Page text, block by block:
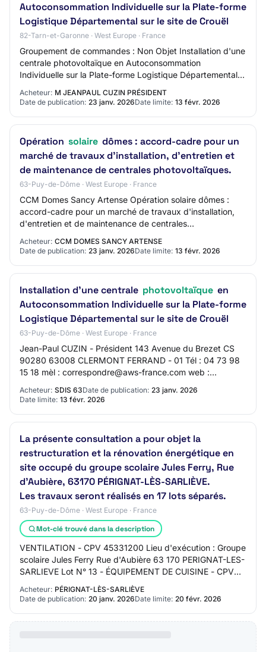
Autoconsommation Individuelle sur la Plate-forme
Logistique Départemental sur le site de Crouël
82-Tarn-et-Garonne · West Europe · France
Groupement de commandes : Non Objet Installation d'une
centrale photovoltaïque en Autoconsommation
Individuelle sur la Plate-forme Logistique Départemental
sur le site de Crouël Type de marché Travau…
Acheteur: M JEANPAUL CUZIN PRÉSIDENT
Date de publication: 23 janv. 2026Date limite: 13 févr. 2026
Opération solaire dômes : accord-cadre pour un
marché de travaux d'installation, d'entretien et
de maintenance de centrales photovoltaïques.
63-Puy-de-Dôme · West Europe · France
CCM Domes Sancy Artense Opération solaire dômes :
accord-cadre pour un marché de travaux d'installation,
d'entretien et de maintenance de centrales
A…
Acheteur: CCM DOMES SANCY ARTENSE
Date de publication: 23 janv. 2026Date limite: 13 févr. 2026
Installation d'une centrale photovoltaïque en
Autoconsommation Individuelle sur la Plate-forme
Logistique Départemental sur le site de Crouël
63-Puy-de-Dôme · West Europe · France
Jean-Paul CUZIN - Président 143 Avenue du Brezet CS
90280 63008 CLERMONT FERRAND - 01 Tél : 04 73 98
15 18 mèl : correspondre@aws-france.com web :
Groupement…
Acheteur: SDIS 63Date de publication: 23 janv. 2026
Date limite: 13 févr. 2026
La présente consultation a pour objet la
restructuration et la rénovation énergétique en
site occupé du groupe scolaire Jules Ferry, Rue
d'Aubière, 63170 PÉRIGNAT-LÈS-SARLIÈVE.
Les travaux seront réalisés en 17 lots séparés.
63-Puy-de-Dôme · West Europe · France
Mot-clé trouvé dans la description
VENTILATION - CPV 45331200 Lieu d'exécution : Groupe
scolaire Jules Ferry Rue d'Aubière 63 170 PERIGNAT-LES-
SARLIEVE Lot N° 13 - ÉQUIPEMENT DE CUISINE - CPV
39314000 Lieu d'exécution : Groupe scolair…
Acheteur: PÉRIGNAT-LÈS-SARLIÈVE
Date de publication: 20 janv. 2026Date limite: 20 févr. 2026